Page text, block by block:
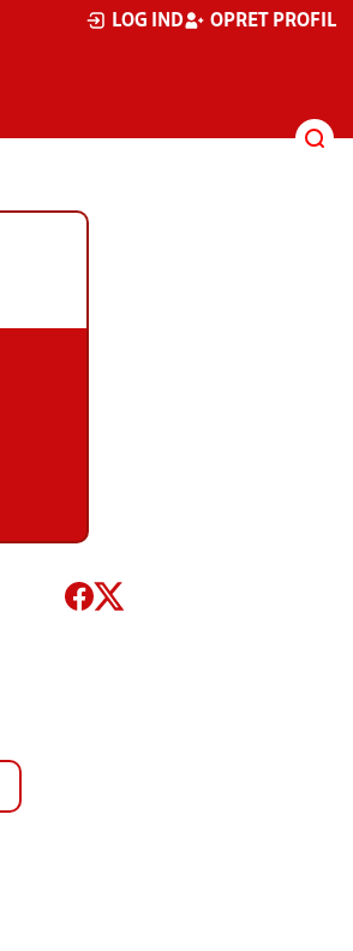
LOG IND OPRET PROFIL